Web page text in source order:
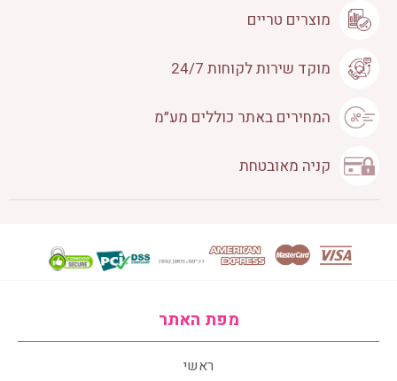
מוצרים טריים
מוקד שירות לקוחות 24/7
המחירים באתר כוללים מע״מ
קניה מאובטחת
מפת האתר
ראשי